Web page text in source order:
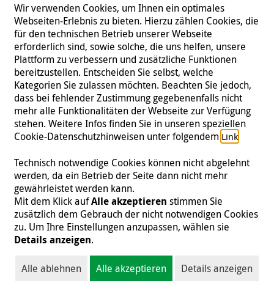
Folgen Sie uns
Impressum | Datenschutz | Kontakt | Presse
© 2026 Malteser International
Malteser International ist eine Organisationseinheit des Malteser Hilfsdienst
e.V., der als gemeinnützige Organisation von der Körperschafts- und
Gewerbesteuer befreit ist (Steuernummer 218/5990/0018).
Wir verwenden Cookies, um Ihnen ein optimales
Webseiten-Erlebnis zu bieten. Hierzu zählen Cookies, die
für den technischen Betrieb unserer Webseite
erforderlich sind, sowie solche, die uns helfen, unsere
Plattform zu verbessern und zusätzliche Funktionen
bereitzustellen. Entscheiden Sie selbst, welche
Kategorien Sie zulassen möchten. Beachten Sie jedoch,
dass bei fehlender Zustimmung gegebenenfalls nicht
mehr alle Funktionalitäten der Webseite zur Verfügung
stehen. Weitere Infos finden Sie in unseren speziellen
Cookie-Datenschutzhinweisen unter folgendem Link.
Technisch notwendige Cookies können nicht abgelehnt
werden, da ein Betrieb der Seite dann nicht mehr
gewährleistet werden kann.
Mit dem Klick aufAlle akzeptieren stimmen Sie
zusätzlich dem Gebrauch der nicht notwendigen Cookies
zu. Um Ihre Einstellungen anzupassen, wählen sie
Details anzeigen.
Alle ablehnen Alle akzeptieren Details anzeigen